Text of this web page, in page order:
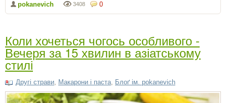
0
3408
pokanevich
Коли хочеться чогось особливого -
Вечеря за 15 хвилин в азіатському
стилі
Другі страви, Макарони і паста, Блоґ ім. pokanevich